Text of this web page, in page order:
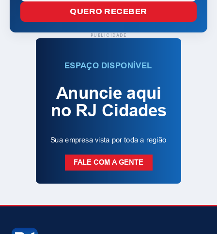
QUERO RECEBER
PUBLICIDADE